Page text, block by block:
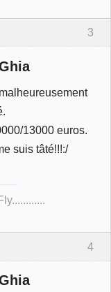
3
13000 euros.
suis tâté!!!:/
4